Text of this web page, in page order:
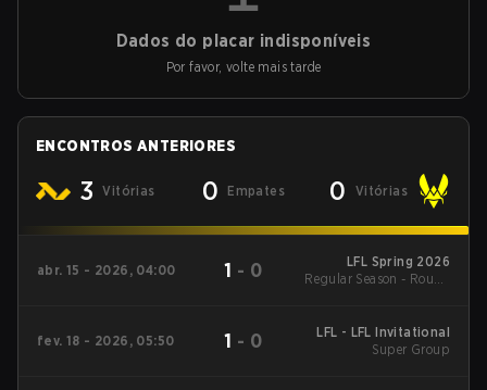
Dados do placar indisponíveis
Por favor, volte mais tarde
ENCONTROS ANTERIORES
3 Vitórias 0 Empates 0 Vitórias
abr. 15 - 2026, 04:00 1 - 0
LFL Spring 2026
Regular Season - Round
fev. 18 - 2026, 05:50 1 - 0
LFL - LFL Invitational
Super Group